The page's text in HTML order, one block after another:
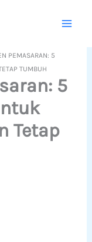
PEMASARAN: 5
TUMBUH
5
Tetap